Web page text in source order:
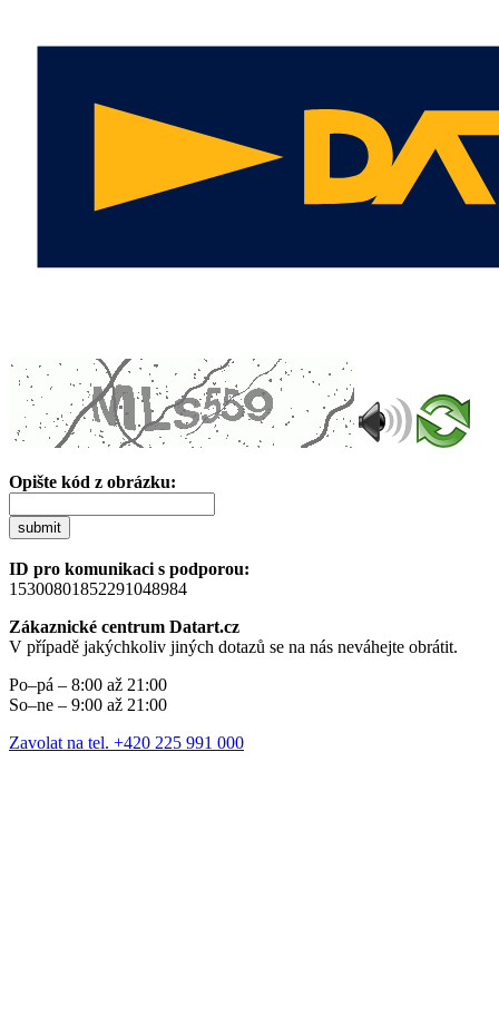
Opište kód z obrázku:
submit
ID pro komunikaci s podporou:
15300801852291048984
Zákaznické centrum Datart.cz
V případě jakýchkoliv jiných dotazů se na nás neváhejte obrátit.
Po–pá – 8:00 až 21:00
So–ne – 9:00 až 21:00
Zavolat na tel. +420 225 991 000